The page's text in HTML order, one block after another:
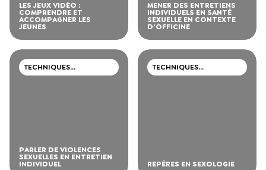
LES JEUX VIDÉO :
COMPRENDRE ET
ACCOMPAGNER LES
JEUNES
MENER DES ENTRETIENS
INDIVIDUELS EN SANTÉ
SEXUELLE EN CONTEXTE
D’OFFICINE
TECHNIQUES
PROFESSIONNELLES
PARLER DE VIOLENCES
SEXUELLES EN ENTRETIEN
INDIVIDUEL
TECHNIQUES
PROFESSIONNELLES
REPÈRES EN SEXOLOGIE